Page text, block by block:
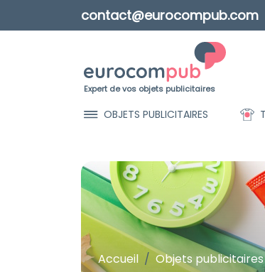
contact@eurocompub.com
Expert de vos objets publicitaires
OBJETS PUBLICITAIRES
Accueil Objets publicitaires